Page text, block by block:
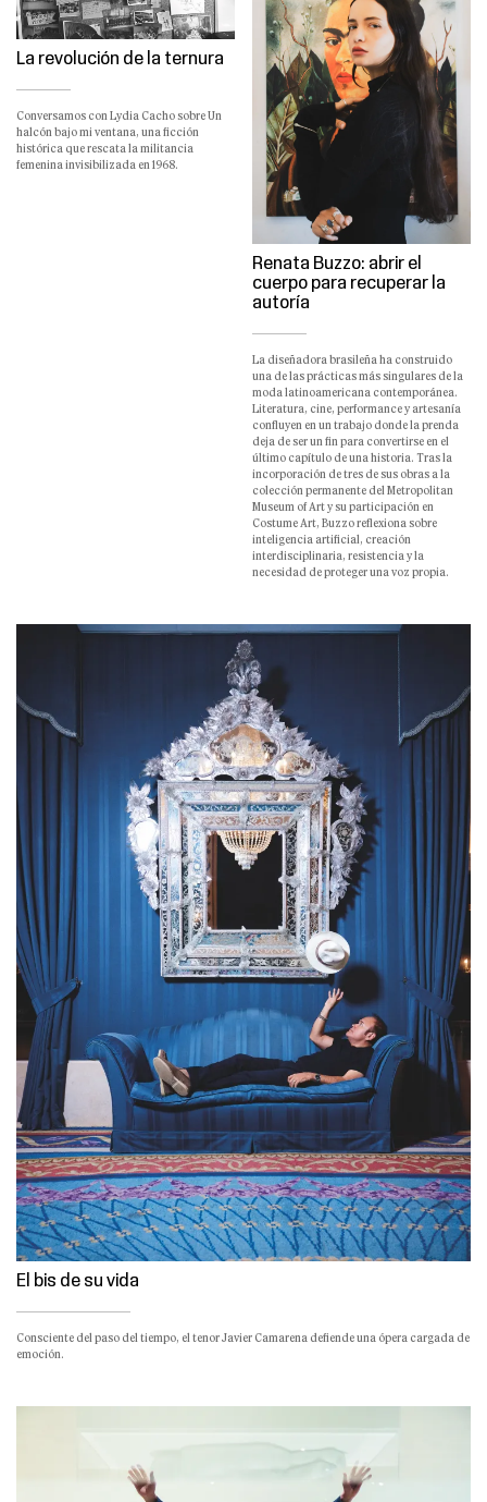
La revolución de la ternura
Conversamos con Lydia Cacho sobre Un
halcón bajo mi ventana, una ficción
histórica que rescata la militancia
femenina invisibilizada en 1968.
Renata Buzzo: abrir el
cuerpo para recuperar la
autoría
La diseñadora brasileña ha construido
una de las prácticas más singulares de la
moda latinoamericana contemporánea.
Literatura, cine, performance y artesanía
confluyen en un trabajo donde la prenda
deja de ser un fin para convertirse en el
último capítulo de una historia. Tras la
incorporación de tres de sus obras a la
colección permanente del Metropolitan
Museum of Art y su participación en
Costume Art, Buzzo reflexiona sobre
inteligencia artificial, creación
interdisciplinaria, resistencia y la
necesidad de proteger una voz propia.
El bis de su vida
Consciente del paso del tiempo, el tenor Javier Camarena defiende una ópera cargada de
emoción.